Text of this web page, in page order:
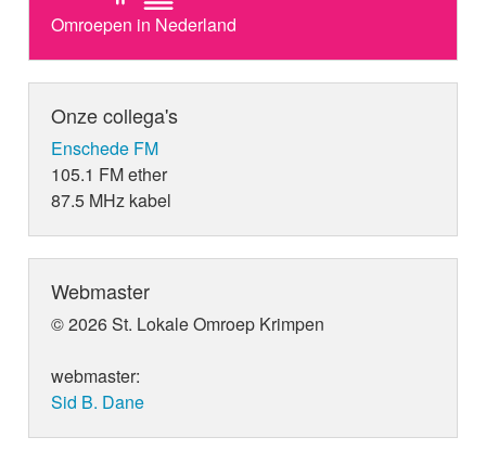
Omroepen in Nederland
Onze collega's
Enschede FM
105.1 FM ether
87.5 MHz kabel
Webmaster
© 2026 St. Lokale Omroep Krimpen
webmaster:
Sid B. Dane